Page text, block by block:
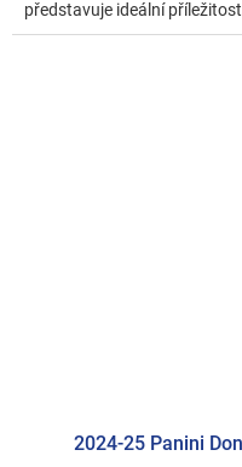
představuje ideální
2024-25 Panini